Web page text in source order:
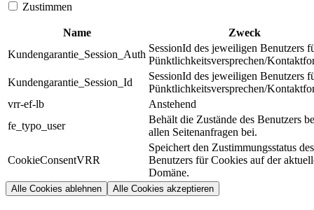
Zustimmen
Name
Zweck
Kundengarantie_Session_Auth
SessionId des jeweiligen Benutzers
Pünktlichkeitsversprechen/
Kundengarantie_Session_Id
SessionId des jeweiligen Benutzers
Pünktlichkeitsversprechen/
vrr-ef-lb
Anstehend
fe_typo_user
Behält die Zustände des Benutzers
allen Seitenanfragen bei.
CookieConsentVRR
Speichert den Zustimmungsstatus des
Benutzers für Cookies auf der
Domäne.
Alle Cookies ablehnen Alle Cookies akzeptieren